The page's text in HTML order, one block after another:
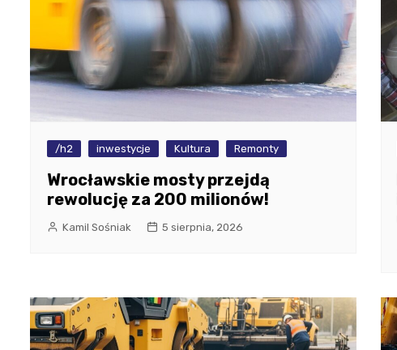
/h2 inwestycje Kultura Remonty
Wrocławskie mosty przejdą
rewolucję za 200 milionów!
Kamil Sośniak 5 sierpnia, 2026